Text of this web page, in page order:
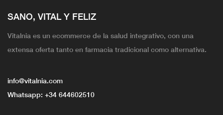
SANO, VITAL Y FELIZ
Vitalnia es un ecommerce de la salud integrativo, con una
extensa oferta tanto en farmacia tradicional como alternativa.
info@vitalnia.com
Whatsapp: +34 644602510